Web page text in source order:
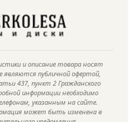
и описание товара носят
являются публичной офертой,
437, пункт 2 Гражданского
информации необходимо
указанным на сайте.
может быть изменена в